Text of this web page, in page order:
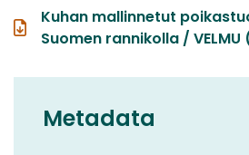
Kuhan mallinnetut
Suomen rannikolla / VELMU
Metadata